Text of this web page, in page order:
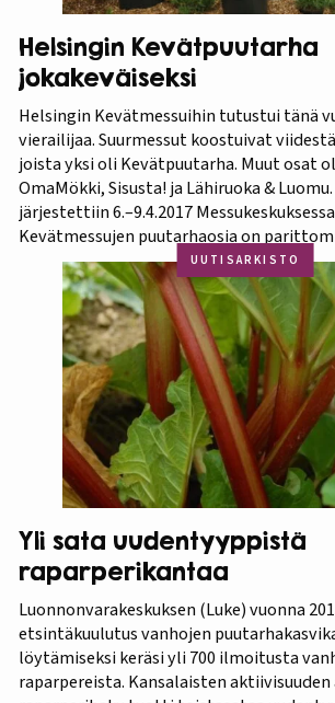
Helsingin Kevätpuutarha
jokakeväiseksi
Helsingin Kevätmessuihin tutustui tänä
vierailijaa. Suurmessut koostuivat
joista yksi oli Kevätpuutarha. Muut osat
OmaMökki, Sisusta! ja Lähiruoka &
järjestettiin 6.–9.4.2017
Kevätmessujen puutarhaosia on
Kevätpuutarha ja parillisina Oma Piha -
joka kevät puutarhanäyttelyn nimi tulee
Kevätpuutarha. Kevätpuutarhan
Puutarhaliitto.…
UUTISARKISTO
Yli sata uudentyyppistä
raparperikantaa
Luonnonvarakeskuksen (Luke) vuonna
etsintäkuulutus vanhojen
löytämiseksi keräsi yli 700 ilmoitusta
raparpereista. Kansalaisten